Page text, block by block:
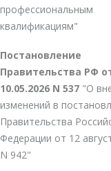
профессиональным
квалификациям"
Постановление
Правительства РФ
10.05.2026 N 537 "О
изменений в
Правительства
Федерации от 12
N 942"